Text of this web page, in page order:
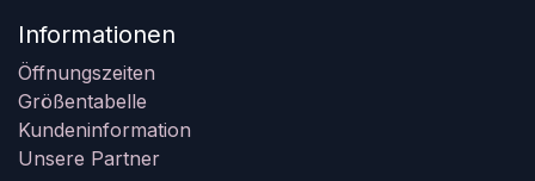
Informationen
Öffnungszeiten
Größentabelle
Kundeninformation
Unsere Partner